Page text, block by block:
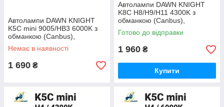
Автолампи DAWN KNIGHT
K5C mini 9005/HB3 6000K з
обманкою (Canbus),
комплект 2 шт
Немає в наявності
1 690 ₴
Автолампи DAWN KNIGHT
K8C H8/H9/H11 4300K з
обманкою (Canbus),
комплект 2 шт
Готово до відправки
1 960 ₴
Купити